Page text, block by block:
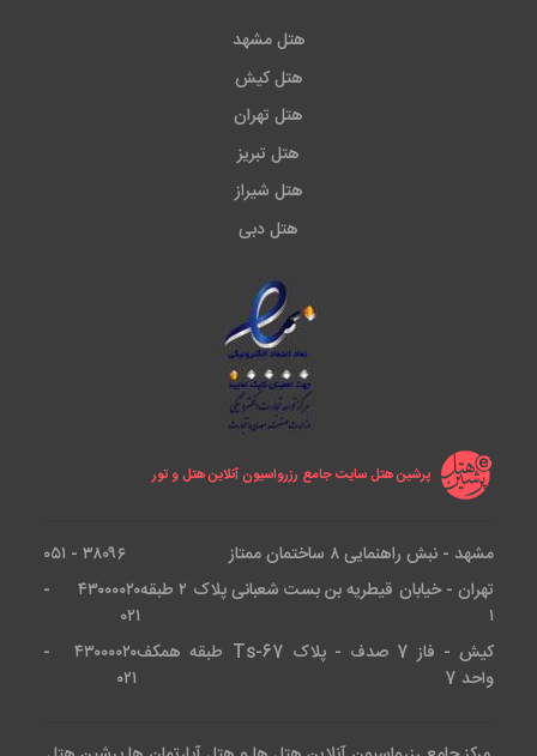
هتل مشهد
هتل کیش
هتل تهران
هتل تبریز
هتل شیراز
هتل دبی
پرشین هتل سایت جامع رزرواسیون آنلاین هتل و تور
مشهد - نبش راهنمایی ۸ ساختمان ممتاز
۳۸۰۹۶ - ۰۵۱
تهران - خیابان قیطریه بن بست شعبانی پلاک ۲ طبقه
۱
۴۳۰۰۰۰۲۰ -
۰۲۱
کیش - فاز 7 صدف - پلاک Ts-67 طبقه همکف
واحد 7
۴۳۰۰۰۰۲۰ -
۰۲۱